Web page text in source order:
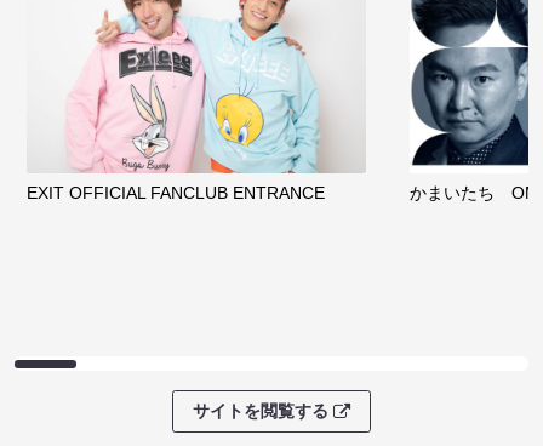
EXIT OFFICIAL FANCLUB ENTRANCE かまいたち
サイトを閲覧する